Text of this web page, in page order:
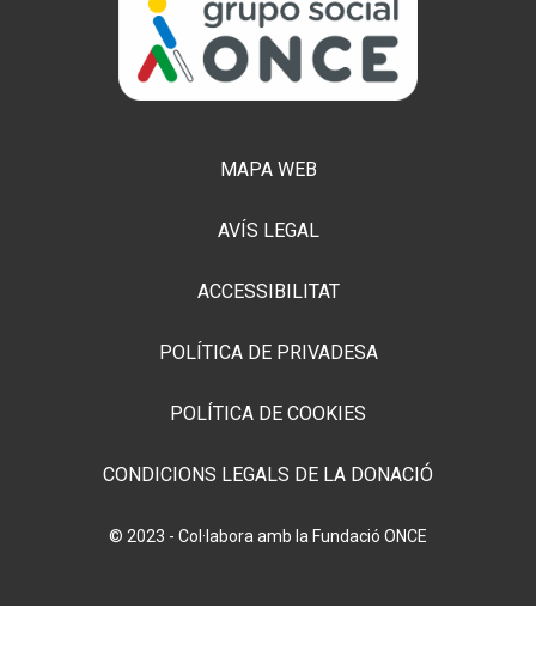
MAPA WEB
AVÍS LEGAL
ACCESSIBILITAT
POLÍTICA DE PRIVADESA
POLÍTICA DE COOKIES
CONDICIONS LEGALS DE LA DONACIÓ
© 2023 - Col·labora amb la Fundació ONCE